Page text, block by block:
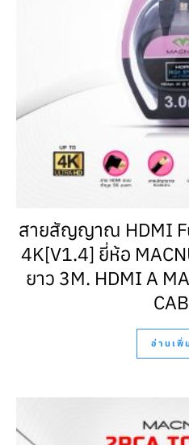
สายสัญญาณ HDMI
4K[V1.4] ยี่ห้อ
ยาว 3M. HDMI A
อ่านเพิ่